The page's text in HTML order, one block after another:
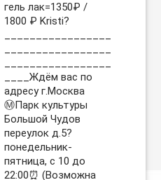
гель лак=1350₽ /
1800 ₽ Kristi?
____Ждём вас по
адресу г.Москва
Ⓜ️Парк культуры
Большой Чудов
переулок д.5?
понедельник-
пятница, с 10 до
22:00⏰ (Возможна